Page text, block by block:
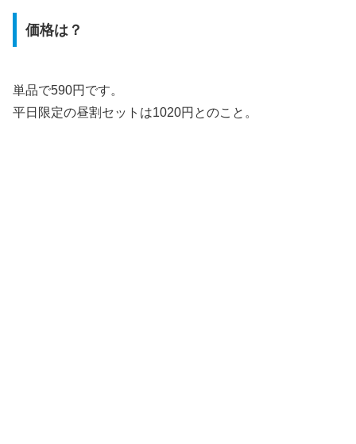
価格は？
単品で590円です。
平日限定の昼割セットは1020円とのこと。